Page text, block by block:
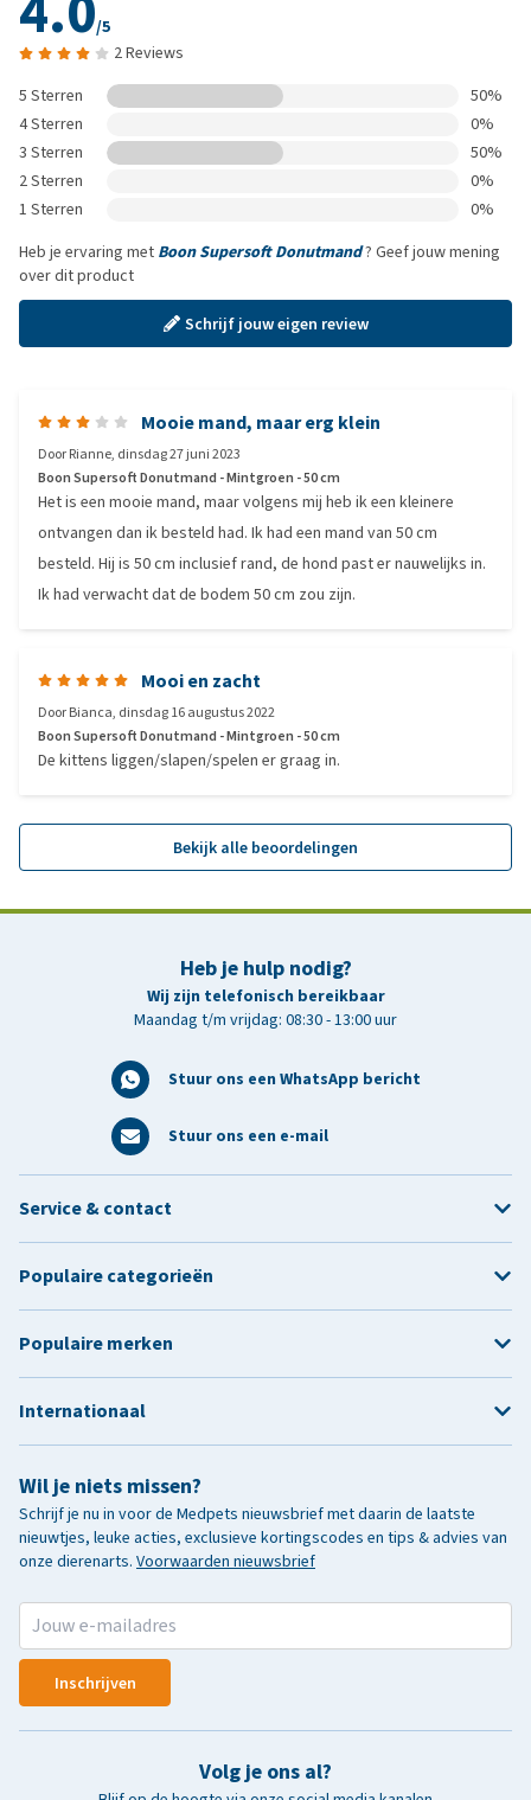
/5
2 Reviews
5 Sterren
50%
4 Sterren
0%
3 Sterren
50%
2 Sterren
0%
1 Sterren
0%
Heb je ervaring met Boon Supersoft Donutmand? Geef jouw mening
over dit product
Schrijf jouw eigen review
Mooie mand, maar erg klein
DoorRianne, dinsdag 27 juni 2023
Boon Supersoft Donutmand - Mintgroen - 50 cm
Het is een mooie mand, maar volgens mij heb ik een kleinere
ontvangen dan ik besteld had. Ik had een mand van 50 cm
besteld. Hij is 50 cm inclusief rand, de hond past er nauwelijks in.
Ik had verwacht dat de bodem 50 cm zou zijn.
Mooi en zacht
DoorBianca, dinsdag 16 augustus 2022
Boon Supersoft Donutmand - Mintgroen - 50 cm
De kittens liggen/slapen/spelen er graag in.
Bekijk alle beoordelingen
Heb je hulp nodig?
Wij zijn telefonisch bereikbaar
Maandag t/m vrijdag: 08:30 - 13:00 uur
Stuur ons een WhatsApp bericht
Stuur ons een e-mail
Wil je niets missen?
Schrijf je nu in voor de Medpets nieuwsbrief met daarin de laatste
nieuwtjes, leuke acties, exclusieve kortingscodes en tips & advies van
onze dierenarts. Voorwaarden nieuwsbrief
Inschrijven
Volg je ons al?
Service & contact
Populaire categorieën
Populaire merken
Internationaal